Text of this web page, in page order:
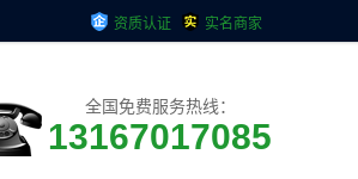
资质认证 实名商家
全国免费服务热线：
13167017085